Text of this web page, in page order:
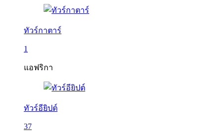
ทัวร์กาตาร์
1
แอฟริกา
ทัวร์อียิปต์
37